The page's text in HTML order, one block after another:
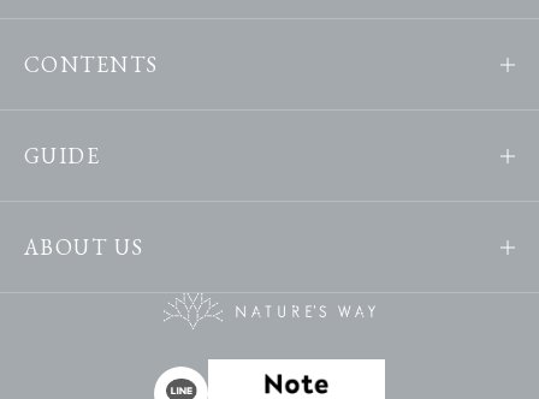
CONTENTS
GUIDE
ABOUT US